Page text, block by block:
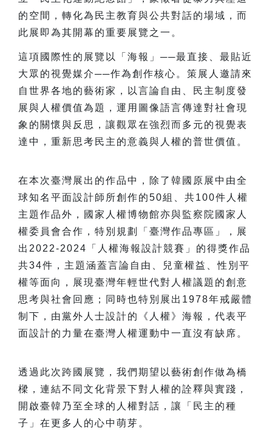
的空間，轉化為民主教育與公共對話的場域，而
此展即為其開幕的重要展覽之一。
這項國際性的展覽以「海報」──最直接、最貼近
大眾的視覺媒介──作為創作核心。策展人邀請來
自世界各地的藝術家，以言論自由、民主制度發
展與人權價值為題，運用圖像語言傳達對社會現
象的關懷與反思，讓觀眾在強烈而多元的視覺表
達中，重新思考民主的意義與人權的普世價值。
在本次臺灣展出的作品中，除了韓國原展中由全
球知名平面設計師所創作的50組、共100件人權
主題作品外，國家人權博物館亦與監察院國家人
權委員會合作，特別規劃「臺灣作品專區」，展
出2022-2024「人權海報設計競賽」的得獎作品
共34件，主題涵蓋言論自由、兒童權益、性別平
權等面向，展現臺灣年輕世代對人權議題的創意
思考與社會回應；同時也特別展出1978年戒嚴體
制下，由黨外人士設計的《人權》海報，代表平
面設計的力量在臺灣人權運動中一直沒有缺席。
透過此次跨國展覽，我們期望以藝術創作做為橋
樑，連結不同文化背景下對人權的詮釋與實踐，
開啟臺韓乃至全球的人權對話，讓「民主的種
子」在更多人的心中萌芽。